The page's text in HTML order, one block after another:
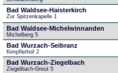
Bad Waldsee-Haisterkirch
Zur Spitzenkapelle 1
Bad Waldsee-Michelwinnanden
Michelberg 5
Bad Wurzach-Seibranz
Kimpflerhof 2
Bad Wurzach-Ziegelbach
Ziegelbach-Greut 5